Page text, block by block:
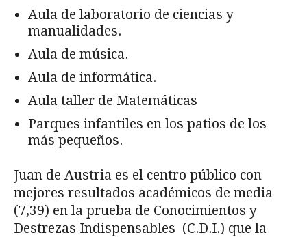
Aula de laboratorio de ciencias y
manualidades.
Aula de música.
Aula de informática.
Aula taller de Matemáticas
Parques infantiles en los patios de los
más pequeños.
Juan de Austria es el centro público con
mejores resultados académicos de media
(7,39) en la prueba de Conocimientos y
Destrezas Indispensables (C.D.I.) que la